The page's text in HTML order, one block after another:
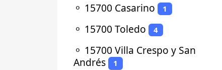
⚬ 15700 Casarino 1
⚬ 15700 Toledo 4
⚬ 15700 Villa Crespo y San
Andrés
1